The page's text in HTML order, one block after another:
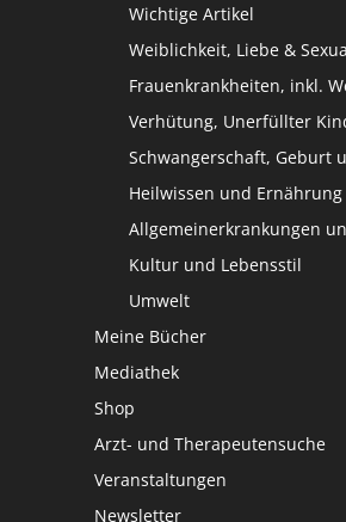
Wichtige Artikel
Weiblichkeit, Liebe &
Frauenkrankheiten, inkl.
Verhütung, Unerfüllter
Schwangerschaft, Geburt
Heilwissen und Ernährung
Allgemeinerkrankungen
Kultur und Lebensstil
Umwelt
Meine Bücher
Mediathek
Shop
Arzt- und Therapeutensuche
Veranstaltungen
Newsletter